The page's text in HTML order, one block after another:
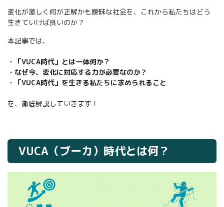
変化が激しく何が正解かも曖昧な社会を、これから私たちはどう
生きていけば良いのか？
本記事では、
・「VUCA時代」とは一体何か？
・なぜ今、変化に対応する力が必要なのか？
・「VUCA時代」を生きる私たちに求められること
を、徹底解説していきます！
VUCA（ブーカ）時代とは何？